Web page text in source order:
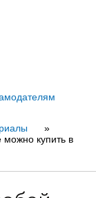
»
можно купить в